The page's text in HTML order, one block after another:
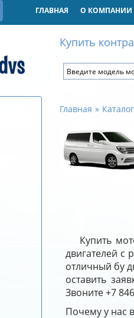
ГЛАВНАЯ О КОМПАНИИ
Купить
Главная Каталог
Купить
двигателей
отличный бу
оставить
Звоните +7
Почему у нас